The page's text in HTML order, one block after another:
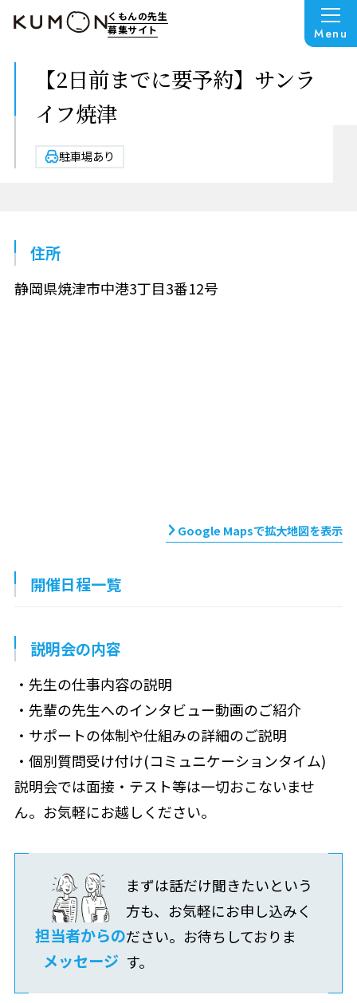
くもんの先生
募集サイト
Menu
【2日前までに要予約】サンラ
イフ焼津
駐車場あり
住所
静岡県焼津市中港3丁目3番12号
Google Mapsで拡大地図を表示
開催日程一覧
説明会の内容
・先生の仕事内容の説明
・先輩の先生へのインタビュー動画のご紹介
・サポートの体制や仕組みの詳細のご説明
・個別質問受け付け(コミュニケーションタイム)
説明会では面接・テスト等は一切おこないませ
ん。お気軽にお越しください。
担当者からの
メッセージ
まずは話だけ聞きたいという
方も、お気軽にお申し込みく
ださい。お待ちしておりま
す。